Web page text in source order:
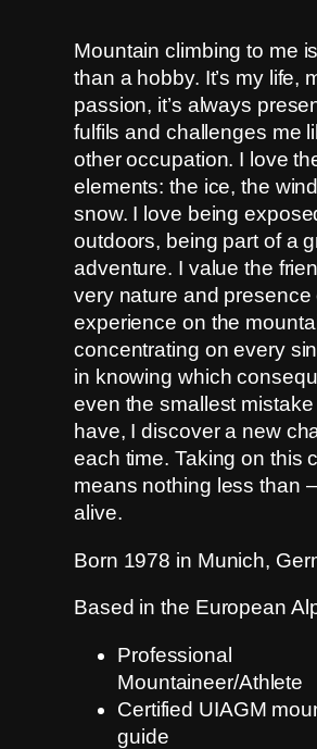
Mountain climbing to me
than a hobby. It’s my life,
passion, it’s always
fulfils and challenges me
other occupation. I love
elements: the ice, the
snow. I love being
outdoors, being part of a
adventure. I value the
very nature and presence
experience on the
concentrating on every
in knowing which
even the smallest
have, I discover a new
each time. Taking on this
means nothing less than
alive.
Born 1978 in Munich,
Based in the European
Professional
Mountaineer/Athlete
Certified UIAGM
guide